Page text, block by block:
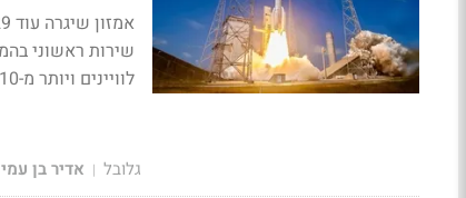
לוויינים ויותר מ-10 מיליון מנויים
גלובל | אדיר בן עמי